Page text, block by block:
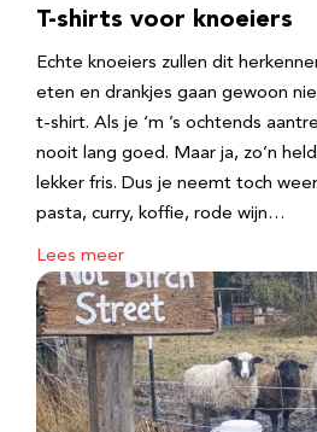
T-shirts voor knoeiers
Echte knoeiers zullen dit
eten en drankjes gaan gewoon
t-shirt. Als je ‘m ’s ochtends
nooit lang goed. Maar ja, zo’n
lekker fris. Dus je neemt toch
pasta, curry, koffie, rode wijn…
Lees meer